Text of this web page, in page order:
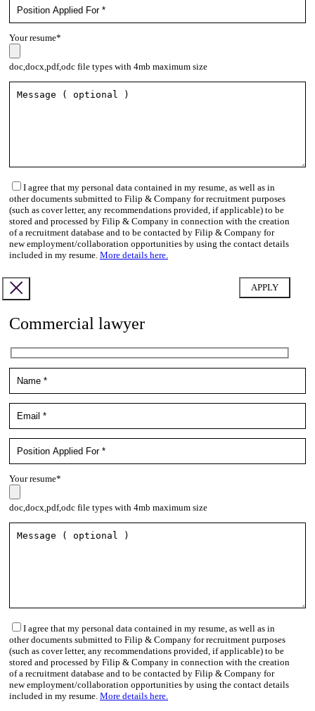
Your resume*
doc,docx,pdf,odc file types with 4mb maximum size
I agree that my personal data contained in my resume, as well as in
other documents submitted to Filip & Company for recruitment purposes
(such as cover letter, any recommendations provided, if applicable) to be
stored and processed by Filip & Company in connection with the creation
of a recruitment database and to be contacted by Filip & Company for
new employment/collaboration opportunities by using the contact details
included in my resume. More details here.
Commercial lawyer
Your resume*
doc,docx,pdf,odc file types with 4mb maximum size
I agree that my personal data contained in my resume, as well as in
other documents submitted to Filip & Company for recruitment purposes
(such as cover letter, any recommendations provided, if applicable) to be
stored and processed by Filip & Company in connection with the creation
of a recruitment database and to be contacted by Filip & Company for
new employment/collaboration opportunities by using the contact details
included in my resume. More details here.